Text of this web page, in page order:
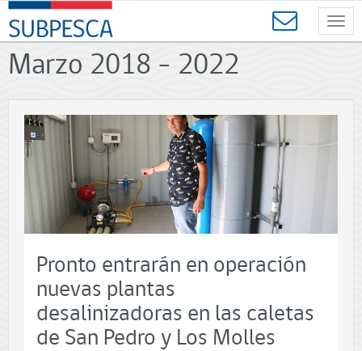
Contenido
principal
SUBPESCA
-
Subsecretaría
de
Acuicultura
Gobierno
Marzo 2018 - 2022
Pronto entrarán en operación
nuevas plantas
desalinizadoras en las caletas
de San Pedro y Los Molles